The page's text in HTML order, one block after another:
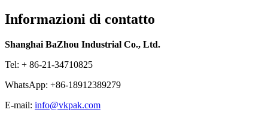
Informazioni di contatto
Shanghai BaZhou Industrial Co., Ltd.
Tel: + 86-21-34710825
WhatsApp: +86-18912389279
E-mail: info@vkpak.com